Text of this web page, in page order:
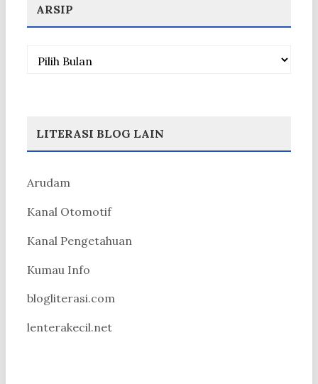
ARSIP
Arsip
LITERASI BLOG LAIN
Arudam
Kanal Otomotif
Kanal Pengetahuan
Kumau Info
blogliterasi.com
lenterakecil.net